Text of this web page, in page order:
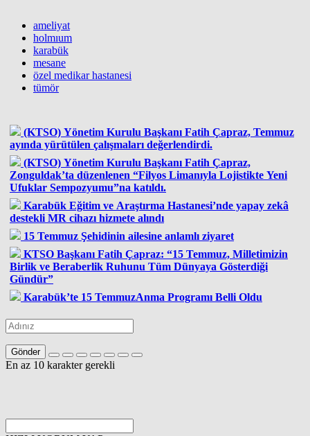
ameliyat
holmıum
karabük
mesane
özel medikar hastanesi
tümör
(KTSO) Yönetim Kurulu Başkanı Fatih Çapraz, Temmuz
ayında yürütülen çalışmaları değerlendirdi.
(KTSO) Yönetim Kurulu Başkanı Fatih Çapraz,
Zonguldak’ta düzenlenen “Filyos Limanıyla Lojistikte Yeni
Ufuklar Sempozyumu”na katıldı.
Karabük Eğitim ve Araştırma Hastanesi’nde yapay zekâ
destekli MR cihazı hizmete alındı
15 Temmuz Şehidinin ailesine anlamlı ziyaret
KTSO Başkanı Fatih Çapraz: “15 Temmuz, Milletimizin
Birlik ve Beraberlik Ruhunu Tüm Dünyaya Gösterdiği
Gündür”
Karabük’te 15 TemmuzAnma Programı Belli Oldu
Gönder
En az 10 karakter gerekli